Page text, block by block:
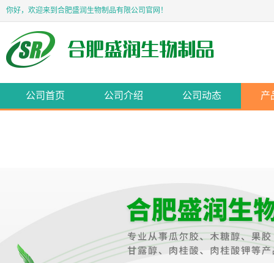
你好，欢迎来到合肥盛润生物制品有限公司官网！
公司首页 公司介绍 公司动态 产